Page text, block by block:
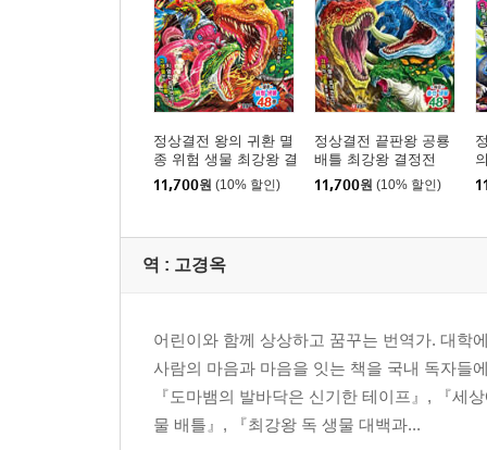
정상결전 왕의 귀환 멸
종 위험 생물 최강왕 결
정전
11,700원 (10% 할인)
정상결전 끝판왕 공룡
배틀 최강왕 결정전
11,700원 (10% 할인)
역 : 고경옥
어린이와 함께 상상하고 꿈꾸는 번역가. 대학
사람의 마음과 마음을 잇는 책을 국내 독자들
『도마뱀의 발바닥은 신기한 테이프』, 『세
물 배틀』, 『최강왕 독 생물 대백과...